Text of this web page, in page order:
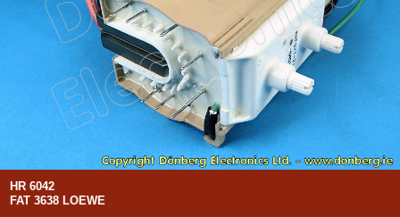
HR 6042
FAT 3638 LOEWE